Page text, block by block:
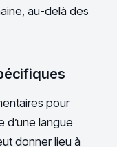
au-delà des
pour
d’une langue
donner lieu à